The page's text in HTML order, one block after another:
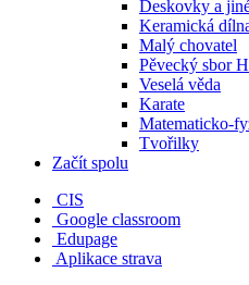
Deskovky a
Keramická
Malý chovatel
Pěvecký sbor
Veselá věda
Karate
Matematicko-
Tvořilky
Začít spolu
CIS
Google classroom
Edupage
Aplikace strava